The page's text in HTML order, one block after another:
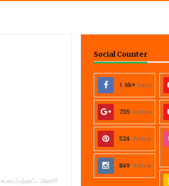
அணி!!
Social Counter
1.6k+ Likes
735 Follow
524 Follow
849 Follow